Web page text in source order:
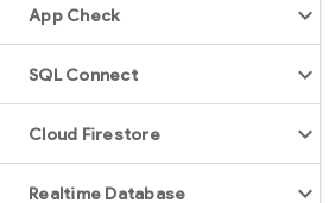
App Check
SQL Connect
Cloud Firestore
Realtime Database